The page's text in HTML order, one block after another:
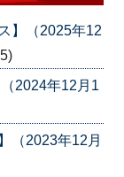
】（2025年12
2024年12月1
（2023年12月